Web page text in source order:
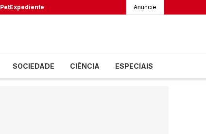
PetExpediente Anuncie
SOCIEDADE CIÊNCIA ESPECIAIS